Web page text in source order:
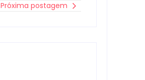
Próxima postagem